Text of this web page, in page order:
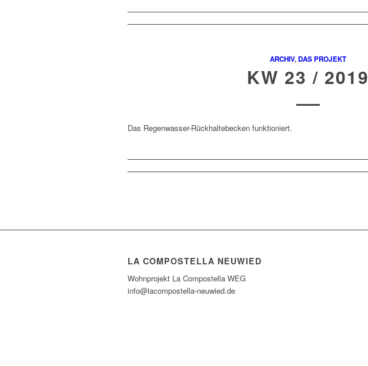
ARCHIV,DAS PROJEKT
KW 23 / 2019
Das Regenwasser-Rückhaltebecken funktioniert.
LA COMPOSTELLA NEUWIED
Wohnprojekt La Compostella WEG
info@lacompostella-neuwied.de